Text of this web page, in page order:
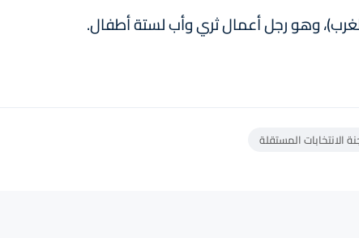
وهو رجل أعمال ثري وأب لستة أطفال.
الانتخابات المستقلة